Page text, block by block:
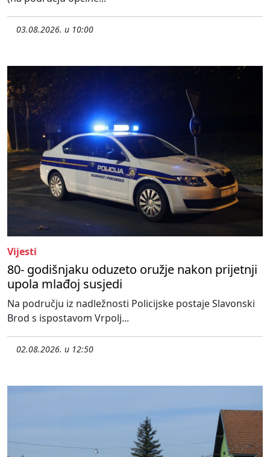
03.08.2026. u 10:00
Vijesti
80- godišnjaku oduzeto oružje nakon prijetnji
upola mlađoj susjedi
Na području iz nadležnosti Policijske postaje Slavonski
Brod s ispostavom Vrpolj...
02.08.2026. u 12:50